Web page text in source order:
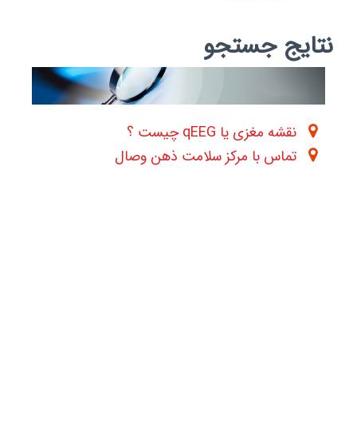
نتایج جستجو
نقشه مغزی یا qEEG چیست ؟
تماس با مرکز سلامت ذهن وصال